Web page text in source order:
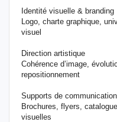
Identité visuelle & branding
Logo, charte graphique,
visuel
Direction artistique
Cohérence d’image,
repositionnement
Supports de
Brochures, flyers,
visuelles